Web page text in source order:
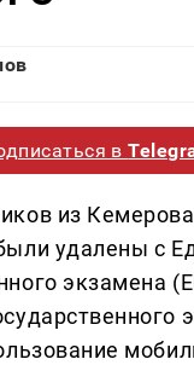
в
из
удалены с
экзамена